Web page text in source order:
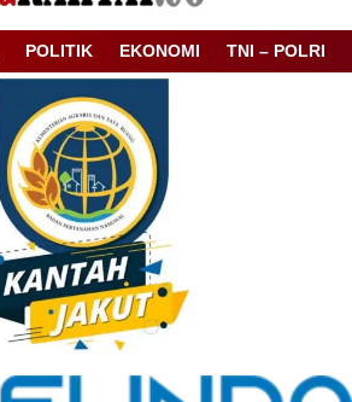
POLITIK EKONOMI TNI – POLRI